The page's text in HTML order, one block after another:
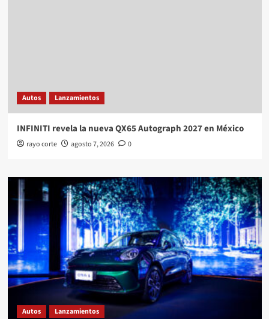
Autos Lanzamientos
INFINITI revela la nueva QX65 Autograph 2027 en México
rayo corte agosto 7, 2026 0
Autos Lanzamientos